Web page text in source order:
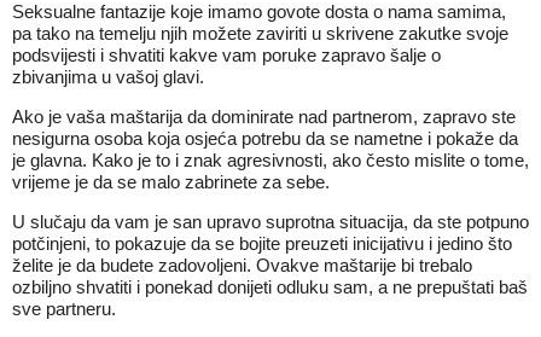
Seksualne fantazije koje imamo govote dosta o nama samima,
pa tako na temelju njih možete zaviriti u skrivene zakutke svoje
podsvijesti i shvatiti kakve vam poruke zapravo šalje o
zbivanjima u vašoj glavi.
Ako je vaša maštarija da dominirate nad partnerom, zapravo ste
nesigurna osoba koja osjeća potrebu da se nametne i pokaže da
je glavna. Kako je to i znak agresivnosti, ako često mislite o tome,
vrijeme je da se malo zabrinete za sebe.
U slučaju da vam je san upravo suprotna situacija, da ste potpuno
potčinjeni, to pokazuje da se bojite preuzeti inicijativu i jedino što
želite je da budete zadovoljeni. Ovakve maštarije bi trebalo
ozbiljno shvatiti i ponekad donijeti odluku sam, a ne prepuštati baš
sve partneru.